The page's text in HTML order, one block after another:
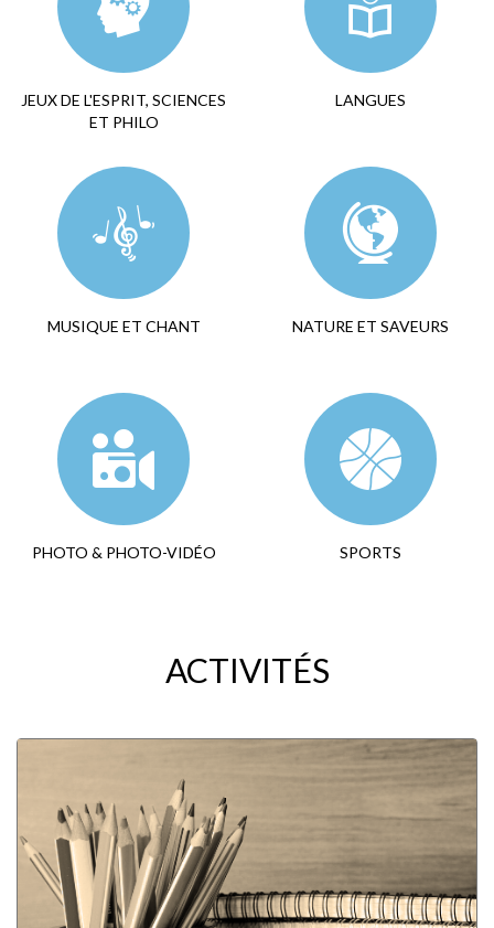
JEUX DE L'ESPRIT, SCIENCES
ET PHILO
LANGUES
MUSIQUE ET CHANT NATURE ET SAVEURS
PHOTO & PHOTO-VIDÉO SPORTS
ACTIVITÉS